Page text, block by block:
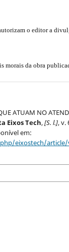
o editor a
morais da obra
ATUAM NO
Eixos Tech,[S. l.], v.
em:
eixostech/